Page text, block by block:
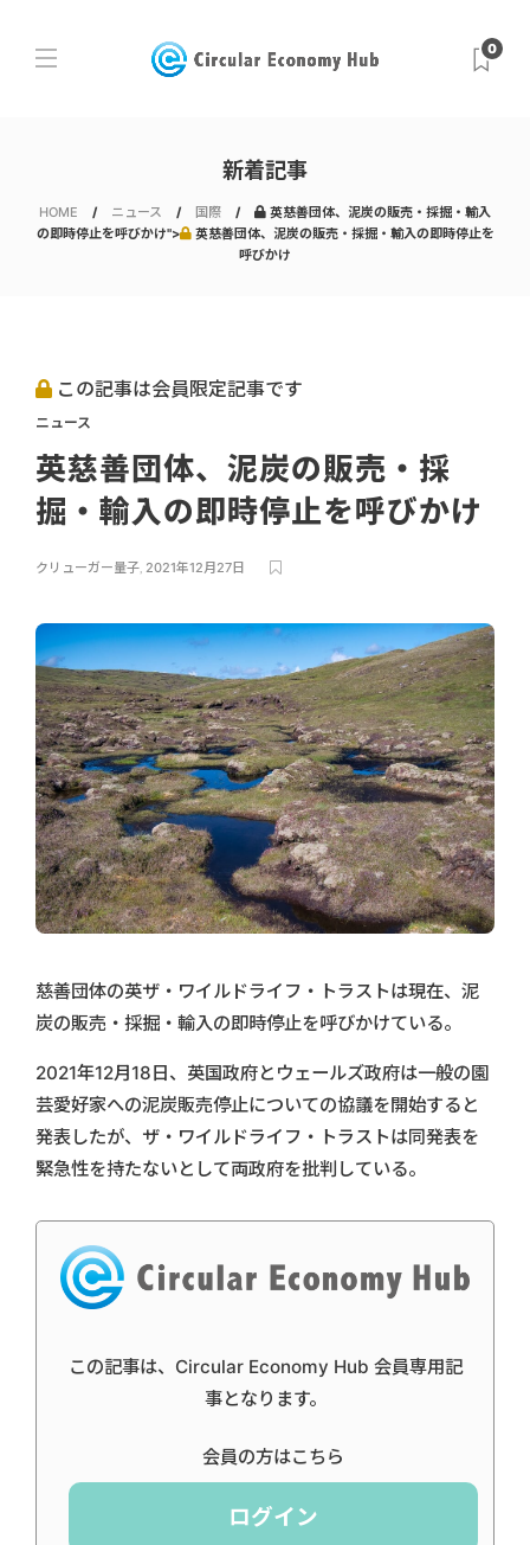
0
新着記事
HOME ニュース 国際
英慈善団体、泥炭の販売・採掘・輸入
の即時停止を呼びかけ">
英慈善団体、泥炭の販売・採掘・輸入の即時停止を
呼びかけ
この記事は会員限定記事です
ニュース
英慈善団体、泥炭の販売・採
掘・輸入の即時停止を呼びかけ
クリューガー量子, 2021年12月27日
慈善団体の英ザ・ワイルドライフ・トラストは現在、泥
炭の販売・採掘・輸入の即時停止を呼びかけている。
2021年12月18日、英国政府とウェールズ政府は一般の園
芸愛好家への泥炭販売停止についての協議を開始すると
発表したが、ザ・ワイルドライフ・トラストは同発表を
緊急性を持たないとして両政府を批判している。
この記事は、Circular Economy Hub 会員専用記
事となります。
会員の方はこちら
ログイン